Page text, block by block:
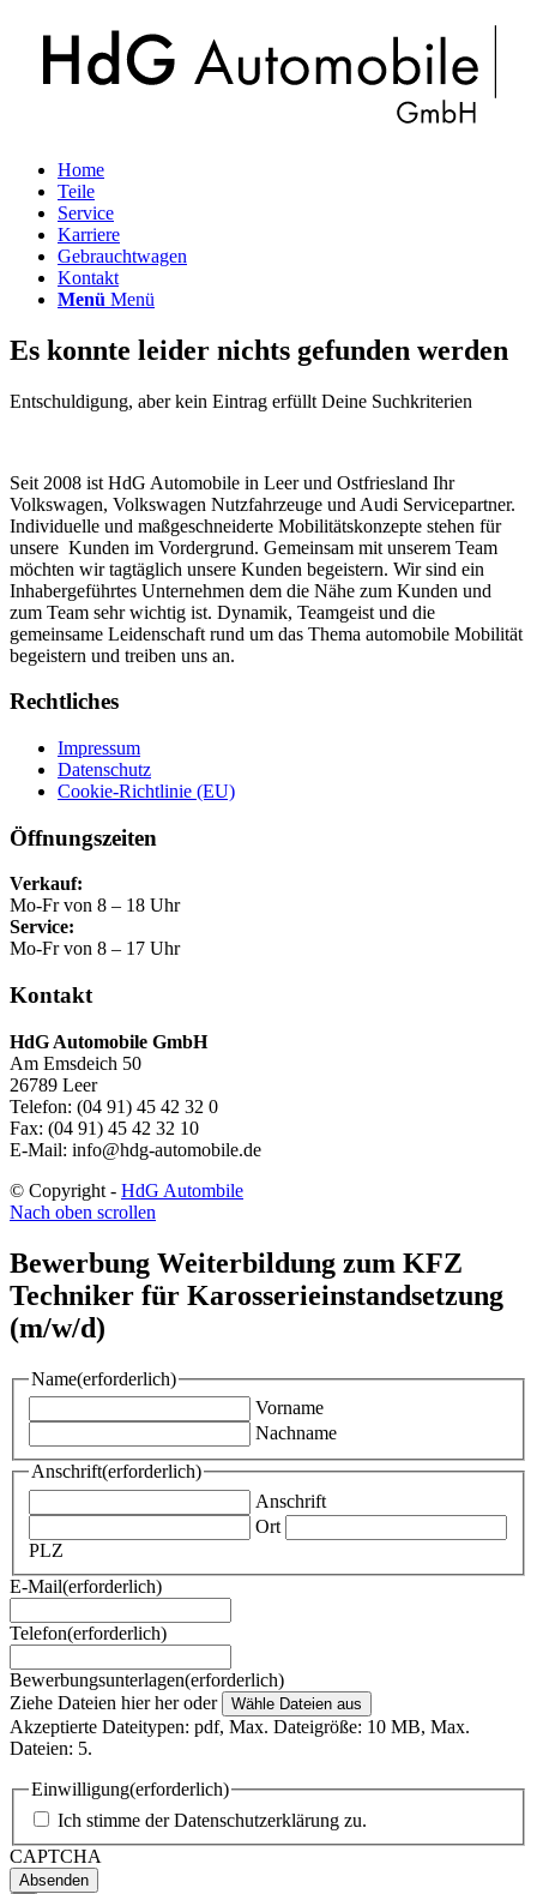
Home
Teile
Service
Karriere
Gebrauchtwagen
Kontakt
Menü Menü
Es konnte leider nichts gefunden werden
Entschuldigung, aber kein Eintrag erfüllt Deine Suchkriterien
Seit 2008 ist HdG Automobile in Leer und Ostfriesland Ihr
Volkswagen, Volkswagen Nutzfahrzeuge und Audi Servicepartner.
Individuelle und maßgeschneiderte Mobilitätskonzepte stehen für
unsere Kunden im Vordergrund. Gemeinsam mit unserem Team
möchten wir tagtäglich unsere Kunden begeistern. Wir sind ein
Inhabergeführtes Unternehmen dem die Nähe zum Kunden und
zum Team sehr wichtig ist. Dynamik, Teamgeist und die
gemeinsame Leidenschaft rund um das Thema automobile Mobilität
begeistern und treiben uns an.
Rechtliches
Impressum
Datenschutz
Cookie-Richtlinie (EU)
Öffnungszeiten
Verkauf:
Mo-Fr von 8 – 18 Uhr
Service:
Mo-Fr von 8 – 17 Uhr
Kontakt
HdG Automobile GmbH
Am Emsdeich 50
26789 Leer
Telefon: (04 91) 45 42 32 0
Fax: (04 91) 45 42 32 10
E-Mail: info@hdg-automobile.de
© Copyright - HdG Autombile
Nach oben scrollen
Bewerbung Weiterbildung zum KFZ
Techniker für Karosserieinstandsetzung
(m/w/d)
Name(erforderlich)
Vorname
Nachname
Anschrift(erforderlich)
Anschrift
Ort
PLZ
E-Mail(erforderlich)
Telefon(erforderlich)
Bewerbungsunterlagen(erforderlich)
Ziehe Dateien hier her oder
Wähle Dateien aus
Akzeptierte Dateitypen: pdf, Max. Dateigröße: 10 MB, Max.
Dateien: 5.
Einwilligung(erforderlich)
Ich stimme derDatenschutzerklärung zu.
CAPTCHA